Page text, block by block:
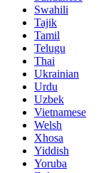
Swahili
Tajik
Tamil
Telugu
Thai
Ukrainian
Urdu
Uzbek
Vietnamese
Welsh
Xhosa
Yiddish
Yoruba